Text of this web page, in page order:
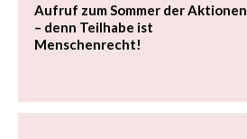
Aufruf zum Sommer der Aktionen
– denn Teilhabe ist
Menschenrecht!